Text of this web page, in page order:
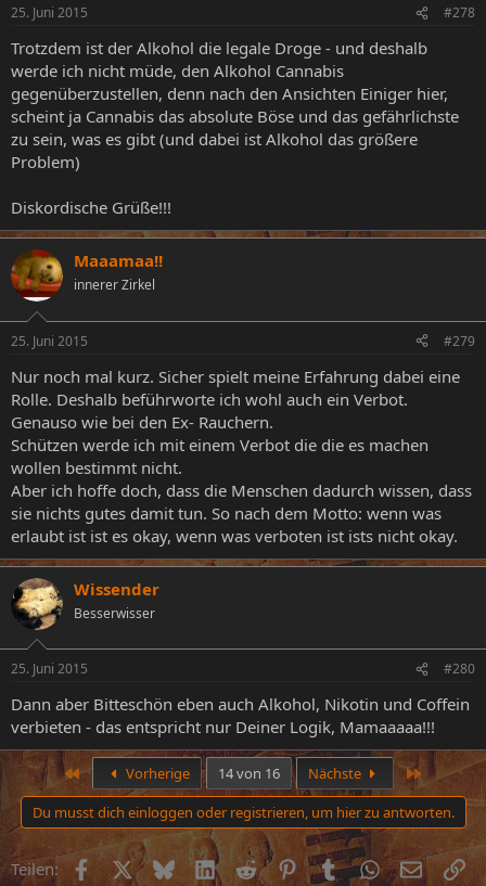
25. Juni 2015 #278
Trotzdem ist der Alkohol die legale Droge - und deshalb
werde ich nicht müde, den Alkohol Cannabis
gegenüberzustellen, denn nach den Ansichten Einiger hier,
scheint ja Cannabis das absolute Böse und das gefährlichste
zu sein, was es gibt (und dabei ist Alkohol das größere
Problem)
Diskordische Grüße!!!
Maaamaa!!
innerer Zirkel
25. Juni 2015 #279
Nur noch mal kurz. Sicher spielt meine Erfahrung dabei eine
Rolle. Deshalb beführworte ich wohl auch ein Verbot.
Genauso wie bei den Ex- Rauchern.
Schützen werde ich mit einem Verbot die die es machen
wollen bestimmt nicht.
Aber ich hoffe doch, dass die Menschen dadurch wissen, dass
sie nichts gutes damit tun. So nach dem Motto: wenn was
erlaubt ist ist es okay, wenn was verboten ist ists nicht okay.
Wissender
Besserwisser
25. Juni 2015 #280
Dann aber Bitteschön eben auch Alkohol, Nikotin und Coffein
verbieten - das entspricht nur Deiner Logik, Mamaaaaa!!!
Erste Vorherige 14 von 16 Nächste Letzte
Du musst dich einloggen oder registrieren, um hier zu antworten.
Teilen: FacebookX (Twitter)
BlueskyLinkedIn
Reddit PinterestTumblrWhatsApp
E-Mail